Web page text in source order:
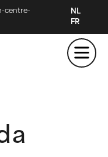
centre-
NL
FR